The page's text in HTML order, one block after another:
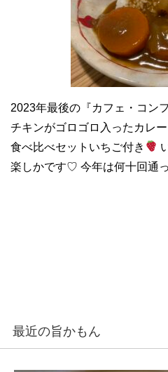
2023年最後の『カフェ・コン
チキンがゴロゴロ入ったカレ
食べ比べセットいちご付き
楽しかです♡ 今年は何十回通
最近の旨かもん